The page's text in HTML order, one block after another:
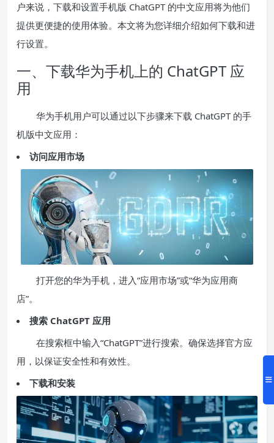
户来说，下载和设置手机版 ChatGPT 的中文应用将为他们
提供更便捷的使用体验。本文将为您详细介绍如何下载和进
行设置。
一、下载华为手机上的 ChatGPT 应
用
华为手机用户可以通过以下步骤来下载 ChatGPT 的手
机版中文应用：
访问应用市场
打开您的华为手机，进入“应用市场”或“华为应用商
店”。
搜索 ChatGPT 应用
在搜索框中输入“ChatGPT”进行搜索。确保选择官方应
用，以保证安全性和有效性。
下载和安装